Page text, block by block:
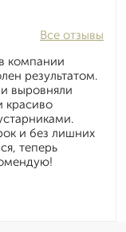
Все отзывы
компании
результатом.
выровняли
красиво
и без лишних
теперь